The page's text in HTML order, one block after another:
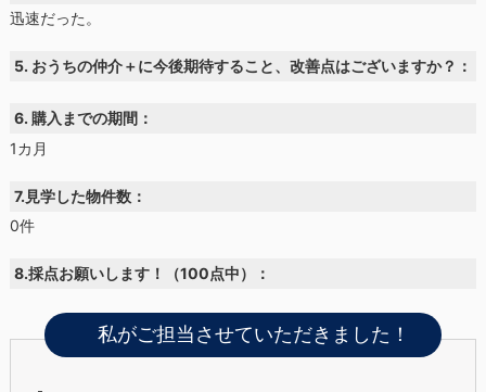
迅速だった。
5. おうちの仲介＋に今後期待すること、改善点はございますか？：
6. 購入までの期間：
1カ月
7.見学した物件数：
0件
8.採点お願いします！（100点中）：
私がご担当させていただきました！